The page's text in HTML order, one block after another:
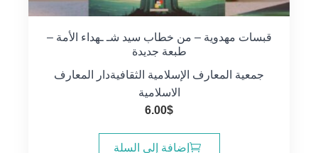
قبسات مهدوية – من خطاب سيد شـ ـهداء الأمة –
طبعة جديدة
جمعية المعارف الإسلامية الثقافيةدار المعارف
الاسلامية
6.00$
إضافة إلى السلة